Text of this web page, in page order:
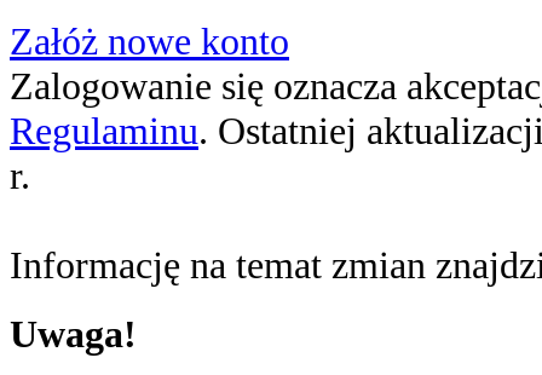
Załóż nowe konto
Zalogowanie się oznacza
Regulaminu. Ostatniej
r.
Informację na temat zmian
Uwaga!